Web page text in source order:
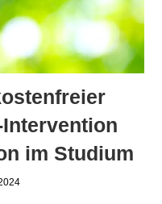
im Studium